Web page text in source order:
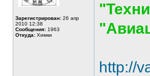
Зарегистрирован: 26 апр
2010 12:38
Сообщения: 1963
Откуда: Химки
http://